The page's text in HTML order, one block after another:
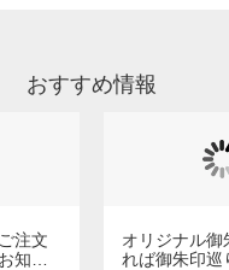
おすすめ情報
注文
知ら
オリジナル御
れば御朱印巡